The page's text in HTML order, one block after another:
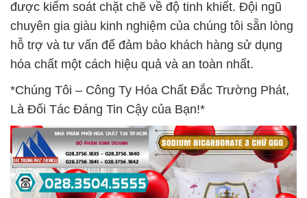
được kiểm soát chặt chẽ về độ tinh khiết. Đội ngũ
chuyên gia giàu kinh nghiệm của chúng tôi sẵn lòng
hỗ trợ và tư vấn để đảm bảo khách hàng sử dụng
hóa chất một cách hiệu quả và an toàn nhất.
*Chúng Tôi – Công Ty Hóa Chất Đắc Trường Phát,
Là Đối Tác Đáng Tin Cậy của Bạn!*